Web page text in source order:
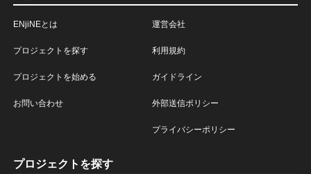
ENjiNEとは
プロジェクトを探す
プロジェクトを始める
お問い合わせ
運営会社
利用規約
ガイドライン
外部送信ポリシー
プライバシーポリシー
プロジェクトを探す